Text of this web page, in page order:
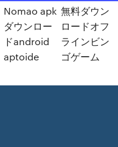
Nomao apk
ダウンロー
ドandroid
aptoide
無料ダウン
ロードオフ
ラインビン
ゴゲーム